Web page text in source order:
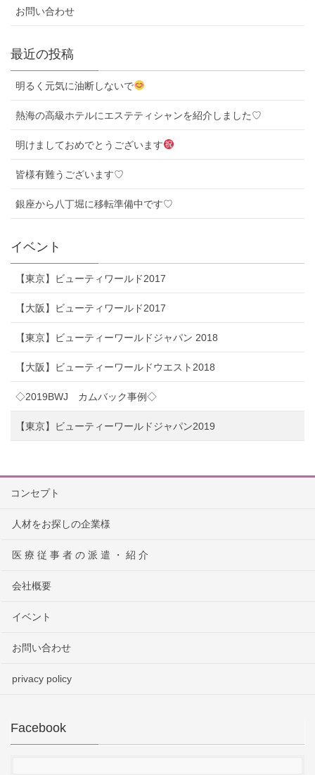
お問い合わせ
最近の投稿
明るく元気に油断しないで
熱海の高級ホテルにエステティシャンを紹介しました♡
明けましておめでとうございます
皆様有難うございます♡
銀座から八丁堀に移転準備中です♡
イベント
【東京】ビューティワールド2017
【大阪】ビューティワールド2017
【東京】ビューティーワールドジャパン 2018
【大阪】ビューティーワールドウエスト2018
◇2019BWJ カムバック事例◇
【東京】ビューティーワールドジャパン2019
コンセプト
人材をお探しの企業様
医 療 従 事 者 の 派 遣 ・ 紹 介
会社概要
イベント
お問い合わせ
privacy policy
Facebook